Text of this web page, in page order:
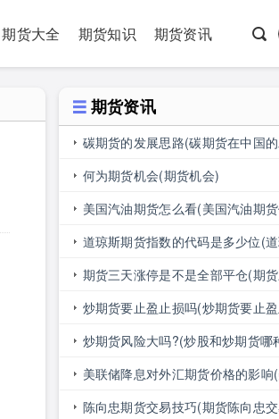
期货大全 期货知识 期货资讯
期货资讯
碳期货的发展思路(碳期货在中国
何为期货机会(期货机会)
美国汽油期货怎么看(美国汽油期
道琼斯期货指数的代码是多少位(
的代码是多少位的)
期货三天涨停是不是全部平仓(期
是全部平仓了)
炒期货要止盈止损吗(炒期货要止
吗)
炒期货风险大吗?(炒股和炒期货哪
美联储降息对外汇期货价格的影
外汇期货价格的影响有哪些)
陈向忠期货交易技巧(期货陈向忠